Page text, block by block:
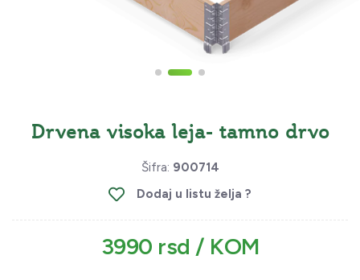
Drvena visoka leja- tamno drvo
Šifra: 900714
Dodaj u listu želja ?
3990 rsd / KOM